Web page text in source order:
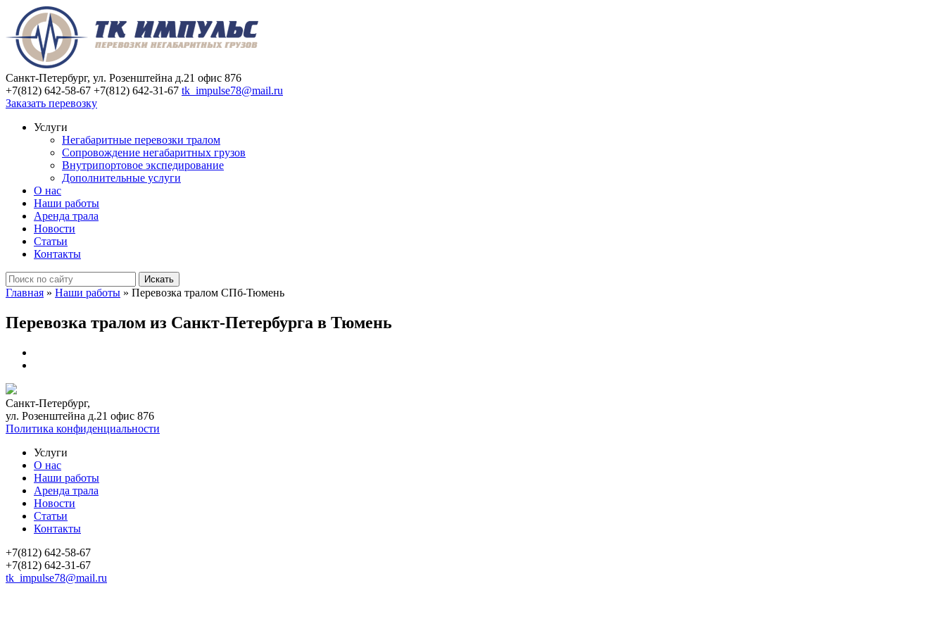
Санкт-Петербург, ул. Розенштейна д.21 офис 876
+7(812) 642-58-67 +7(812) 642-31-67 tk_impulse78@mail.ru
Заказать перевозку
Услуги
Негабаритные перевозки тралом
Сопровождение негабаритных грузов
Внутрипортовое экспедирование
Дополнительные услуги
О нас
Наши работы
Аренда трала
Новости
Статьи
Контакты
Главная » Наши работы » Перевозка тралом СПб-Тюмень
Перевозка тралом из Санкт-Петербурга в Тюмень
Санкт-Петербург,
ул. Розенштейна д.21 офис 876
Политика конфиденциальности
Услуги
О нас
Наши работы
Аренда трала
Новости
Статьи
Контакты
+7(812) 642-58-67
+7(812) 642-31-67
tk_impulse78@mail.ru